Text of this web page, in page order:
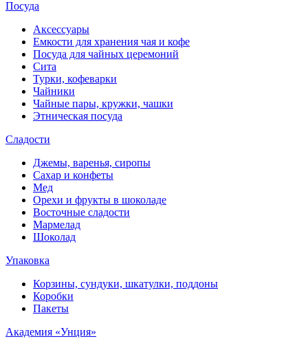
Посуда
Аксессуары
Емкости для хранения чая и кофе
Посуда для чайных церемоний
Сита
Турки, кофеварки
Чайники
Чайные пары, кружки, чашки
Этническая посуда
Сладости
Джемы, варенья, сиропы
Сахар и конфеты
Мед
Орехи и фрукты в шоколаде
Восточные сладости
Мармелад
Шоколад
Упаковка
Корзины, сундуки, шкатулки, поддоны
Коробки
Пакеты
Академия «Унция»